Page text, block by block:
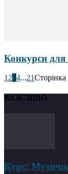
Конкурси для
1234...21Сторінка
ВАЖЛИВО
Курс: Музична